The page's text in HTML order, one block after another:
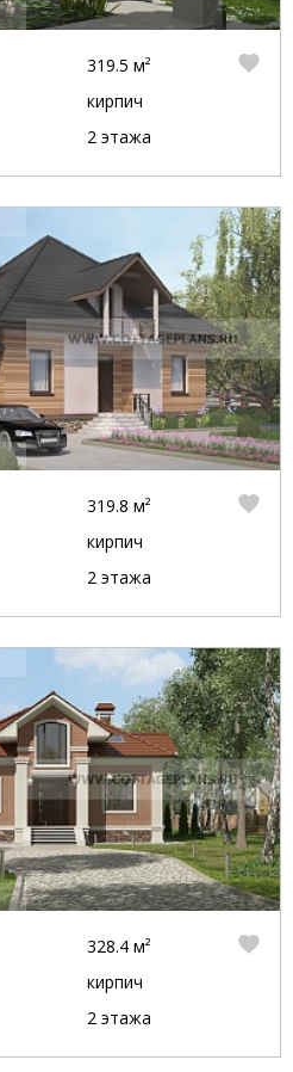
319.5 м²
кирпич
2 этажа
319.8 м²
кирпич
2 этажа
328.4 м²
кирпич
2 этажа